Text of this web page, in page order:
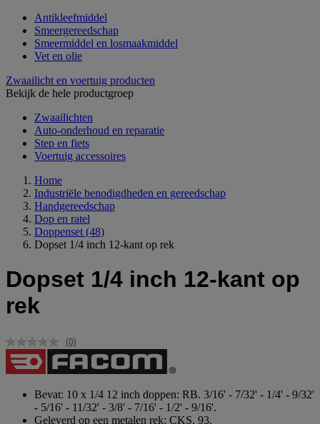
Antikleefmiddel
Smeergereedschap
Smeermiddel en losmaakmiddel
Vet en olie
Zwaailicht en voertuig producten
Bekijk de hele productgroep
Zwaailichten
Auto-onderhoud en reparatie
Step en fiets
Voertuig accessoires
Home
Industriële benodigdheden en gereedschap
Handgereedschap
Dop en ratel
Doppenset (48)
Dopset 1/4 inch 12-kant op rek
Dopset 1/4 inch 12-kant op
rek
Geen
scorewaarde.
Dezelfde
(0)
Bevat: 10 x 1/4 12 inch doppen: RB. 3/16' - 7/32' - 1/4' - 9/32'
- 5/16' - 11/32' - 3/8' - 7/16' - 1/2' - 9/16'.
Geleverd op een metalen rek: CKS. 93.